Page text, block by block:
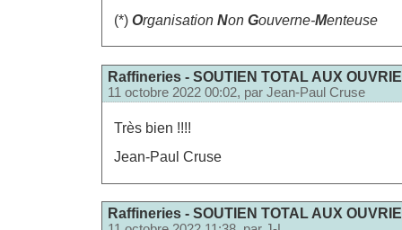
(*) Organisation Non Gouverne-Menteuse
Raffineries - SOUTIEN TOTAL AUX
11 octobre 2022 00:02, par Jean-Paul Cruse
Très bien !!!!
Jean-Paul Cruse
Raffineries - SOUTIEN TOTAL AUX